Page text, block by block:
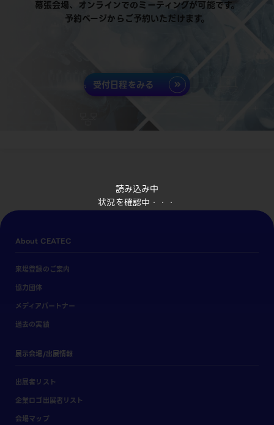
読み込み中
状況を確認中・・・
幕張会場、オンラインでのミーティングが可能です。
予約ページからご予約いただけます。
受付日程をみる
About CEATEC
来場登録のご案内
協力団体
メディアパートナー
過去の実績
展示会場/出展情報
出展者リスト
企業ロゴ出展者リスト
会場マップ